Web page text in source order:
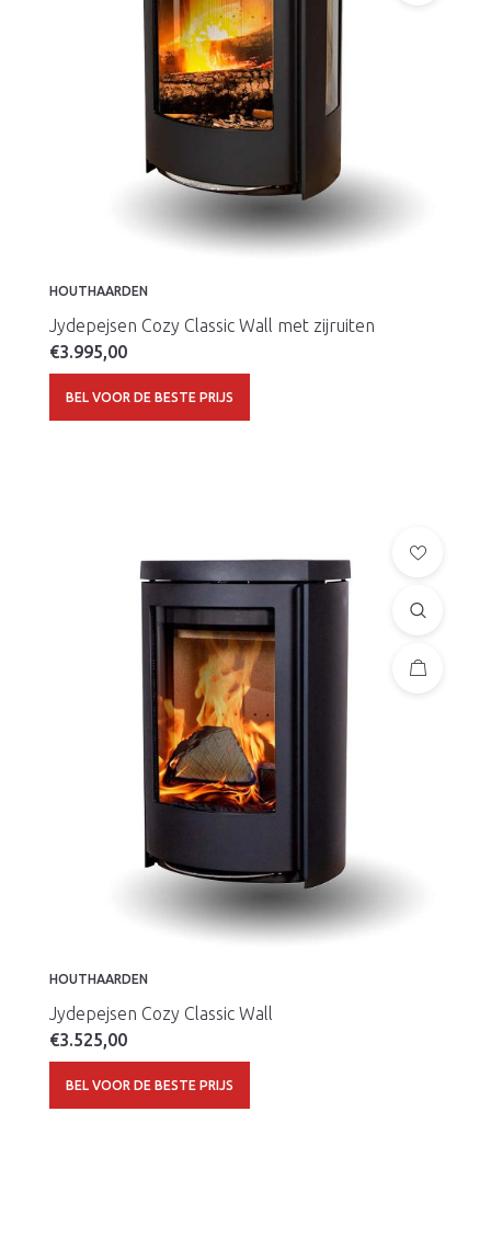
HOUTHAARDEN
Jydepejsen Cozy Classic Wall met zijruiten
€3.995,00
BEL VOOR DE BESTE PRIJS
HOUTHAARDEN
Jydepejsen Cozy Classic Wall
€3.525,00
BEL VOOR DE BESTE PRIJS